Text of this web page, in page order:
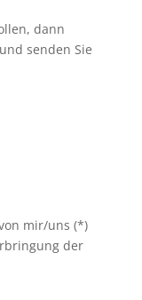
dann
senden Sie
mir/uns (*)
der